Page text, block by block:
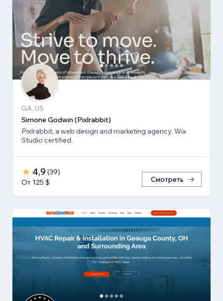
GA, US
Simone Godwin (Pixlrabbit)
Pixlrabbit, a web design and marketing agency. Wix
Studio certified.
4,9 (39)
От 125 $
Смотреть